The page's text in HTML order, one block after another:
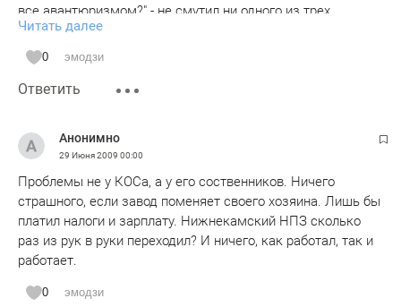
все авантюризмом?" - не смутил ни одного из трех
участников. Более того, Марину пригласили на пресс-
конференцию ТАИФа спустя неделю. А С БГ такая
незадача. Почему?
А дело в том, что я не могу представить, что "Вечерняя
издание, трижды предрекала отставку Алехина и делала
бы это с пафосом сенсационности. Ведь "Вечерке" потом
ведь и ответственность, на КОСе же живые люди
работают. А БГ похоже оправдываться не надо. Хоть бы
комментарий какой дали, почему такая промашка вышла -
на собрании полномочия Алехина подтверждены еще на
год.
Далее. Читаешь тексты БГ о КОСе и видишь, что редакция
Читать далее
0 эмодзи
Ответить
Анонимно
29 Июня 2009 00:00
Проблемы не у КОСа, а у его соственников. Ничего
страшного, если завод поменяет своего хозяина. Лишь бы
платил налоги и зарплату. Нижнекамский НПЗ сколько
раз из рук в руки переходил? И ничего, как работал, так и
работает.
0 эмодзи